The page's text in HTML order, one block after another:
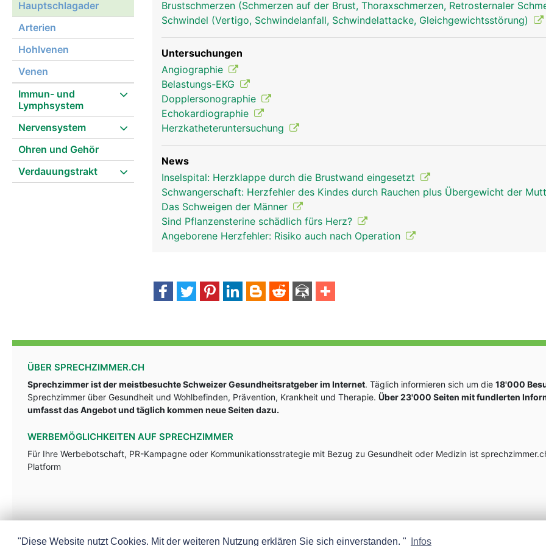
Hauptschlagader
Arterien
Hohlvenen
Venen
Immun- und
Lymphsystem
Nervensystem
Ohren und Gehör
Verdauungstrakt
aorta frau
Brustschmerzen (Schmerzen auf der Brust, Thoraxschmerzen, Retrosternaler
Schwindel (Vertigo, Schwindelanfall, Schwindelattacke, Gleichgewichtsstörung)
Untersuchungen
Angiographie
Belastungs-EKG
Dopplersonographie
Echokardiographie
Herzkatheteruntersuchung
News
Inselspital: Herzklappe durch die Brustwand eingesetzt
Schwangerschaft: Herzfehler des Kindes durch Rauchen plus Übergewicht der
Das Schweigen der Männer
Sind Pflanzensterine schädlich fürs Herz?
Angeborene Herzfehler: Risiko auch nach Operation
ÜBER SPRECHZIMMER.CH
Sprechzimmer ist der meistbesuchte Schweizer Gesundheitsratgeber im Internet. Täglich informieren sich um die 18'000
Sprechzimmer über Gesundheit und Wohlbefinden, Prävention, Krankheit und Therapie. Über 23'000 Seiten mit fundlerten
umfasst das Angebot und täglich kommen neue Seiten dazu.
WERBEMÖGLICHKEITEN AUF SPRECHZIMMER
Für Ihre Werbebotschaft, PR-Kampagne oder Kommunikationsstrategie mit Bezug zu Gesundheit oder Medizin ist
Platform
"Diese Website nutzt Cookies. Mit der weiteren Nutzung erklären Sie sich einverstanden. " Infos